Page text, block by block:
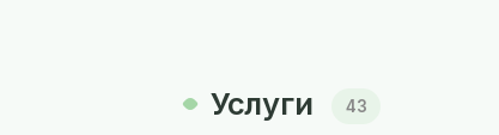
Услуги 43